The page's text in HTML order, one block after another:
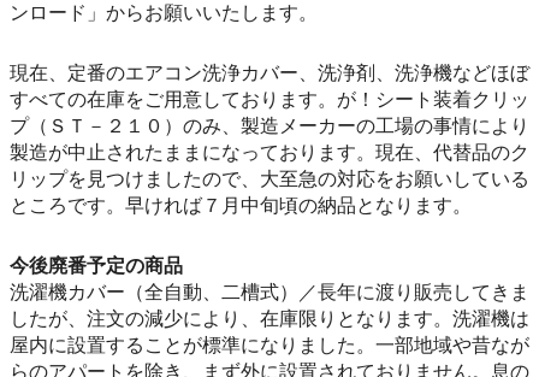
ンロード」からお願いいたします。
現在、定番のエアコン洗浄カバー、洗浄剤、洗浄機などほぼ
すべての在庫をご用意しております。が！シート装着クリッ
プ（ＳＴ－２１０）のみ、製造メーカーの工場の事情により
製造が中止されたままになっております。現在、代替品のク
リップを見つけましたので、大至急の対応をお願いしている
ところです。早ければ７月中旬頃の納品となります。
今後廃番予定の商品
洗濯機カバー（全自動、二槽式）／長年に渡り販売してきま
したが、注文の減少により、在庫限りとなります。洗濯機は
屋内に設置することが標準になりました。一部地域や昔なが
らのアパートを除き、まず外に設置されておりません。息の